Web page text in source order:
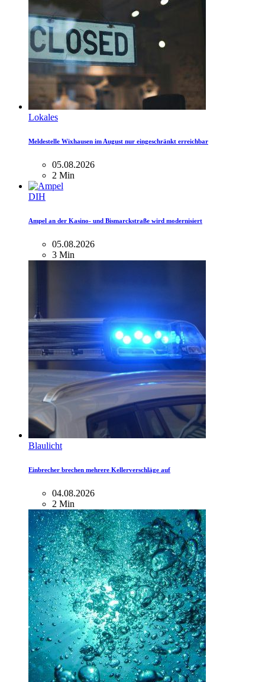
Lokales
Meldestelle Wixhausen im August nur eingeschränkt erreichbar
05.08.2026
2 Min
DIH
Ampel an der Kasino- und Bismarckstraße wird modernisiert
05.08.2026
3 Min
Blaulicht
Einbrecher brechen mehrere Kellerverschläge auf
04.08.2026
2 Min